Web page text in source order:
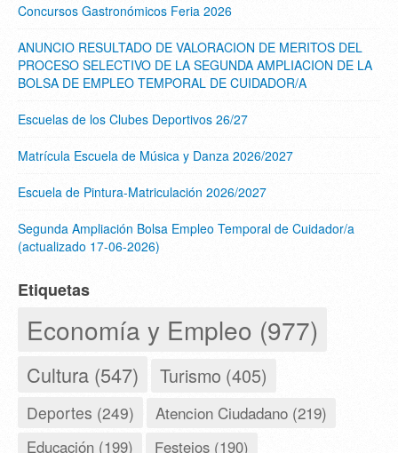
Concursos Gastronómicos Feria 2026
ANUNCIO RESULTADO DE VALORACION DE MERITOS DEL
PROCESO SELECTIVO DE LA SEGUNDA AMPLIACION DE LA
BOLSA DE EMPLEO TEMPORAL DE CUIDADOR/A
Escuelas de los Clubes Deportivos 26/27
Matrícula Escuela de Música y Danza 2026/2027
Escuela de Pintura-Matriculación 2026/2027
Segunda Ampliación Bolsa Empleo Temporal de Cuidador/a
(actualizado 17-06-2026)
Etiquetas
Economía y Empleo (977)
Cultura (547) Turismo (405)
Deportes (249) Atencion Ciudadano (219)
Educación (199) Festejos (190)